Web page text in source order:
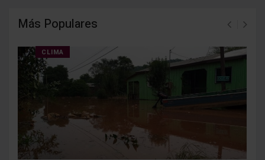
Más Populares
CLIMA